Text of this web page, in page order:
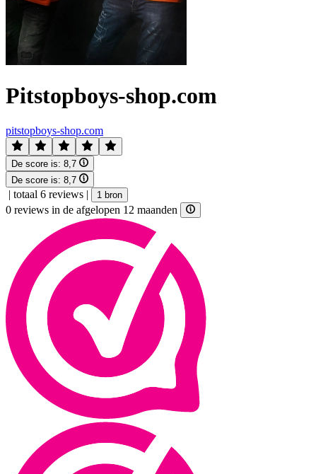
Pitstopboys-shop.com
pitstopboys-shop.com
De score is: 8,7
De score is: 8,7
| totaal 6 reviews | 1 bron
0 reviews in de afgelopen 12 maanden